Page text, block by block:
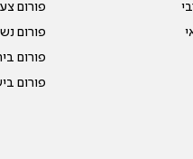
פורום
פורום
פורום
פורום